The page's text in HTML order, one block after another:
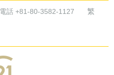
話 +81-80-3582-1127 繁